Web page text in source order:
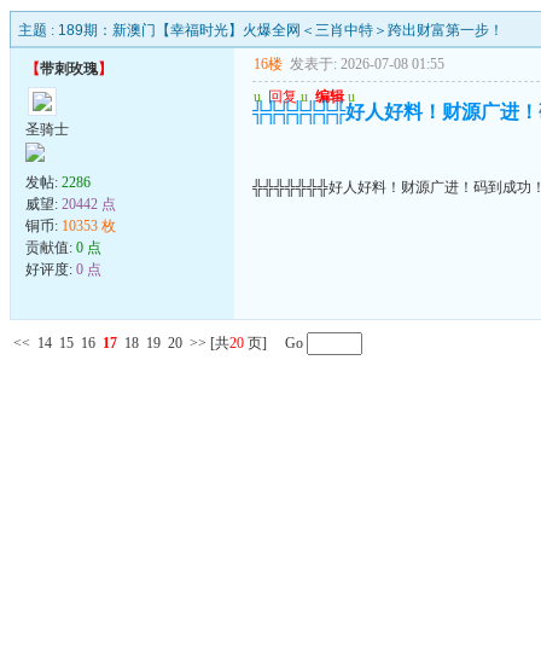
主题 : 189期：新澳门【幸福时光】火爆全网＜三肖中特＞跨出财富第一步！
【带刺玫瑰】
圣骑士
发帖: 2286
威望: 20442 点
铜币: 10353 枚
贡献值: 0 点
好评度: 0 点
16楼 发表于: 2026-07-08 01:55
u 回复 u 编辑 u
╬╬╬╬╬╬╬好人好料！财源广进！
╬╬╬╬╬╬╬好人好料！财源广进！码到成功
<< 14 15 16 17 18 19 20 >> [共20 页] Go